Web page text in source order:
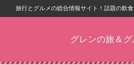
旅行とグルメの総合情報サイト！話題の飲
グレンの旅＆グ